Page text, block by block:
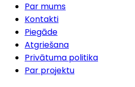
Par mums
Kontakti
Piegāde
Atgriešana
Privātuma politika
Par projektu